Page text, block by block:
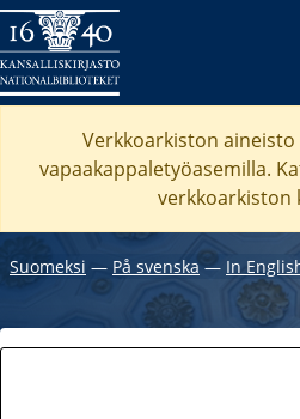
Verkkoarkiston
vapaakappaletyöasemilla.
verkkoarkiston
Suomeksi ― På svenska― In